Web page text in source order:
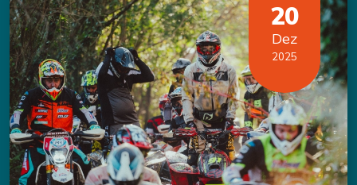
20
Dez
2025